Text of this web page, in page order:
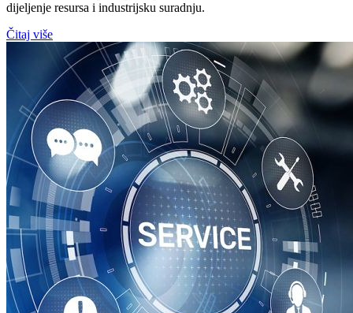
dijeljenje resursa i industrijsku suradnju.
Čitaj više